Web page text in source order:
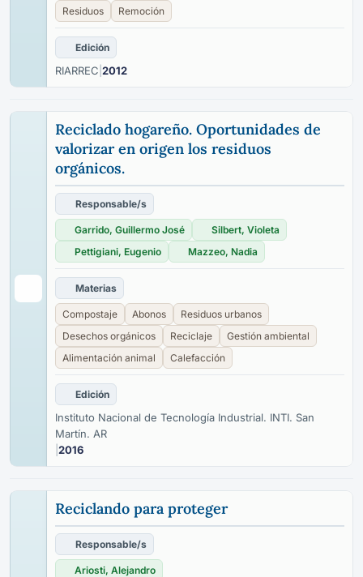
Residuos Remoción
Edición
RIARREC 2012
Reciclado hogareño. Oportunidades de
valorizar en origen los residuos
orgánicos.
Responsable/s
Garrido, Guillermo José
Silbert, Violeta
Pettigiani, Eugenio
Mazzeo, Nadia
Materias
Compostaje Abonos
Residuos urbanos
Desechos orgánicos
Reciclaje
Gestión ambiental
Alimentación animal
Calefacción
Edición
Instituto Nacional de Tecnología Industrial. INTI. San
Martín. AR
2016
Reciclando para proteger
Responsable/s
Ariosti, Alejandro